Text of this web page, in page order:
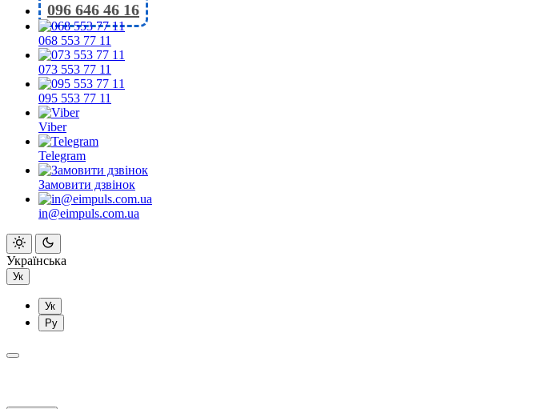
096 646 46 16
068 553 77 11
073 553 77 11
095 553 77 11
Viber
Telegram
Замовити дзвінок
in@eimpuls.com.ua
Українська
Ук
Ук
Ру